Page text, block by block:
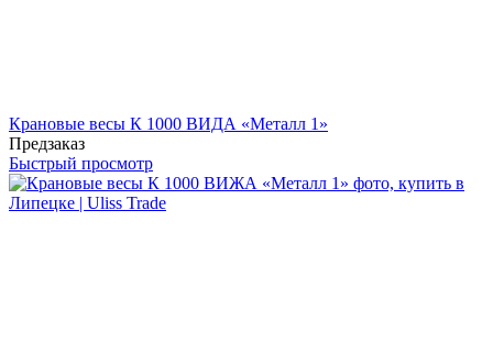
Крановые весы К 1000 ВИДА «Металл 1»
Предзаказ
Быстрый просмотр